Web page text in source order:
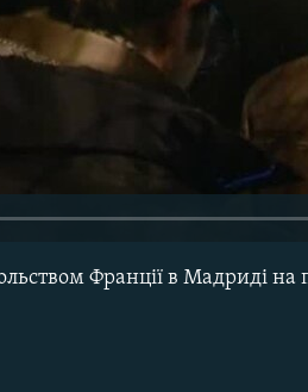
Франції в Мадриді